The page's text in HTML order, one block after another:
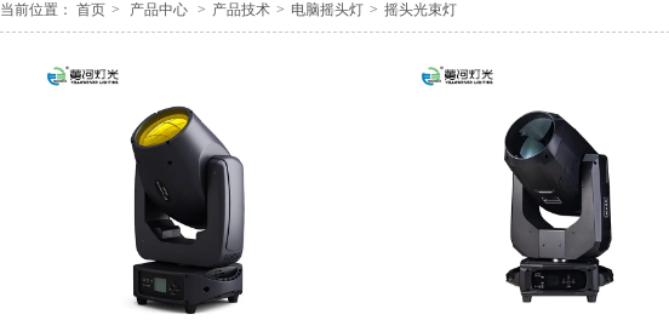
当前位置： 首页 > 产品中心 > 产品技术 > 电脑摇头灯 > 摇头光束灯